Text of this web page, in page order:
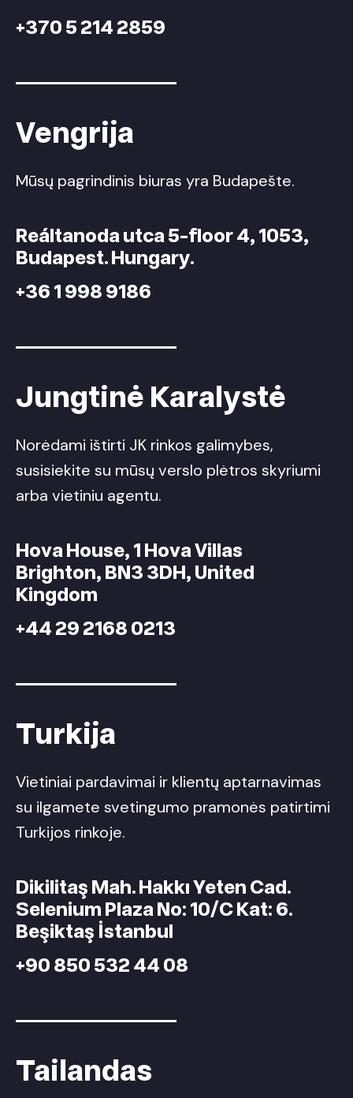
+370 5 214 2859
Vengrija
Mūsų pagrindinis biuras yra Budapešte.
Reáltanoda utca 5-floor 4, 1053,
Budapest. Hungary.
+36 1 998 9186
Jungtinė Karalystė
Norėdami ištirti JK rinkos galimybes,
susisiekite su mūsų verslo plėtros skyriumi
arba vietiniu agentu.
Hova House, 1 Hova Villas
Brighton, BN3 3DH, United
Kingdom
+44 29 2168 0213
Turkija
Vietiniai pardavimai ir klientų aptarnavimas
su ilgamete svetingumo pramonės patirtimi
Turkijos rinkoje.
Dikilitaş Mah. Hakkı Yeten Cad.
Selenium Plaza No: 10/C Kat: 6.
Beşiktaş İstanbul
+90 850 532 44 08
Tailandas